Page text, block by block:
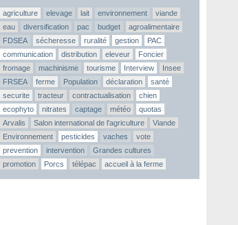
agriculture elevage lait environnement
viande
eau
diversification pac budget
agroalimentaire
FDSEA
sécheresse ruralité gestion
PAC
communication
distribution eleveur
Foncier
fromage
machinisme tourisme Interview
Insee
FRSEA
ferme Population déclaration
santé
securite
tracteur contractualisation
chien
ecophyto
nitrates captage météo
quotas
Arvalis
Salon international de l'agriculture
Viande
Environnement
pesticides vaches
vote
prevention
intervention
Grandes cultures
promotion
Porcs télépac accueil à la ferme